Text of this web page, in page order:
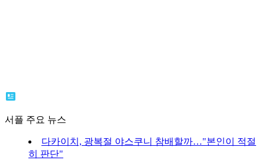
서플 주요 뉴스
다카이치, 광복절 야스쿠니 참배할까…"본인이 적절
히 판단"